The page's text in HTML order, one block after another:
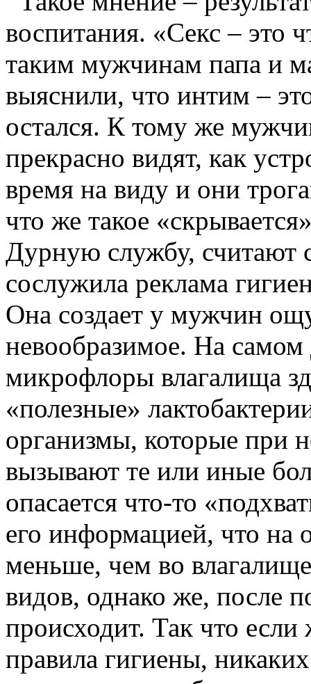
воспитания. «Секс – это
таким мужчинам папа и
выяснили, что интим –
остался. К тому же
прекрасно видят, как
время на виду и они
что же такое
Дурную службу, считают
сослужила реклама
Она создает у мужчин
невообразимое. На самом
микрофлоры влагалища
«полезные»
организмы, которые при
вызывают те или иные
опасается что-то
его информацией, что на
меньше, чем во
видов, однако же, после
происходит. Так что
правила гигиены,